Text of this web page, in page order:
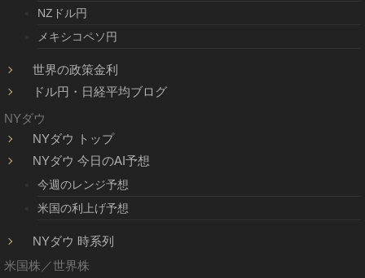
NZドル円
メキシコペソ円
世界の政策金利
ドル円・日経平均ブログ
NYダウ
NYダウ トップ
NYダウ 今日のAI予想
今週のレンジ予想
米国の利上げ予想
NYダウ 時系列
米国株／世界株